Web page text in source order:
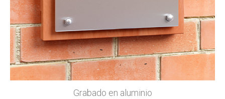
Grabado en aluminio